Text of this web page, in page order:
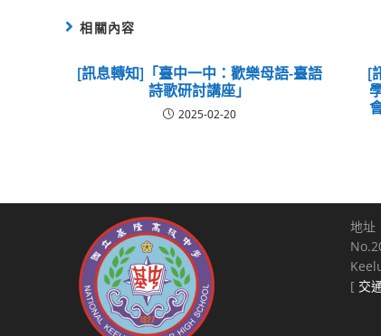
相關內容
[訊息轉知]「臺中一中：歡樂母語-臺語
詩歌研討講座」
2025-02-20
[
地址
[ 交